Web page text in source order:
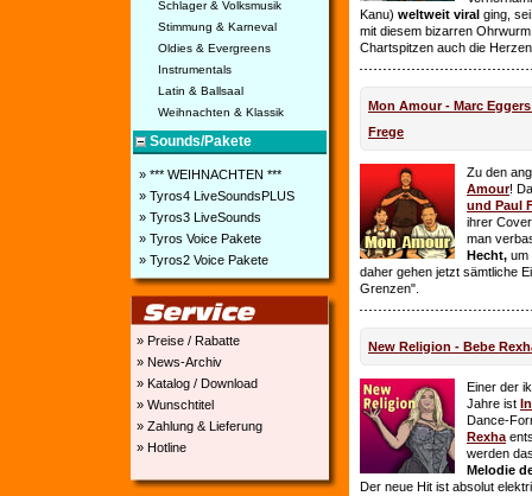
Schlager & Volksmusik
Stimmung & Karneval
Oldies & Evergreens
Instrumentals
Latin & Ballsaal
Weihnachten & Klassik
Sounds/Pakete
» *** WEIHNACHTEN ***
» Tyros4 LiveSoundsPLUS
» Tyros3 LiveSounds
» Tyros Voice Pakete
» Tyros2 Voice Pakete
» Preise / Rabatte
» News-Archiv
» Katalog / Download
» Wunschtitel
» Zahlung & Lieferung
» Hotline
Kanu) weltweit viral ging,
mit diesem bizarren
Chartspitzen auch die
Mon Amour - Marc
Frege
Zu den
Amour!
und Paul
ihrer
man
Hecht, um
daher gehen jetzt sämtliche
Grenzen".
New Religion - Bebe
Einer der
Jahre ist
Dance-
Rexha
werden
Melodie
Der neue Hit ist absolut